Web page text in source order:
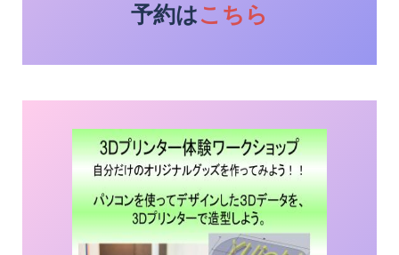
予約はこちら